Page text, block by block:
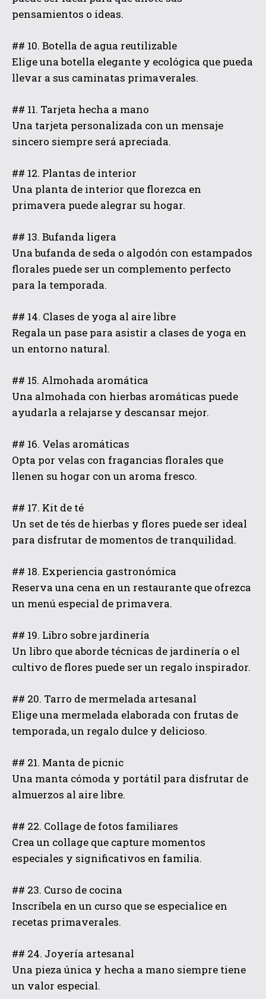
pensamientos o ideas.
## 10. Botella de agua reutilizable
Elige una botella elegante y ecológica que pueda
llevar a sus caminatas primaverales.
## 11. Tarjeta hecha a mano
Una tarjeta personalizada con un mensaje
sincero siempre será apreciada.
## 12. Plantas de interior
Una planta de interior que florezca en
primavera puede alegrar su hogar.
## 13. Bufanda ligera
Una bufanda de seda o algodón con estampados
florales puede ser un complemento perfecto
para la temporada.
## 14. Clases de yoga al aire libre
Regala un pase para asistir a clases de yoga en
un entorno natural.
## 15. Almohada aromática
Una almohada con hierbas aromáticas puede
ayudarla a relajarse y descansar mejor.
## 16. Velas aromáticas
Opta por velas con fragancias florales que
llenen su hogar con un aroma fresco.
## 17. Kit de té
Un set de tés de hierbas y flores puede ser ideal
para disfrutar de momentos de tranquilidad.
## 18. Experiencia gastronómica
Reserva una cena en un restaurante que ofrezca
un menú especial de primavera.
## 19. Libro sobre jardinería
Un libro que aborde técnicas de jardinería o el
cultivo de flores puede ser un regalo inspirador.
## 20. Tarro de mermelada artesanal
Elige una mermelada elaborada con frutas de
temporada, un regalo dulce y delicioso.
## 21. Manta de picnic
Una manta cómoda y portátil para disfrutar de
almuerzos al aire libre.
## 22. Collage de fotos familiares
Crea un collage que capture momentos
especiales y significativos en familia.
## 23. Curso de cocina
Inscríbela en un curso que se especialice en
recetas primaverales.
## 24. Joyería artesanal
Una pieza única y hecha a mano siempre tiene
un valor especial.